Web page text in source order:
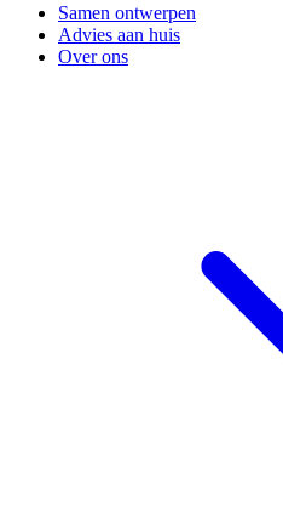
Samen ontwerpen
Advies aan huis
Over ons